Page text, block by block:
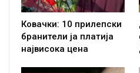
Ковачки: 10 прилепски
бранители ја платија
највисока цена